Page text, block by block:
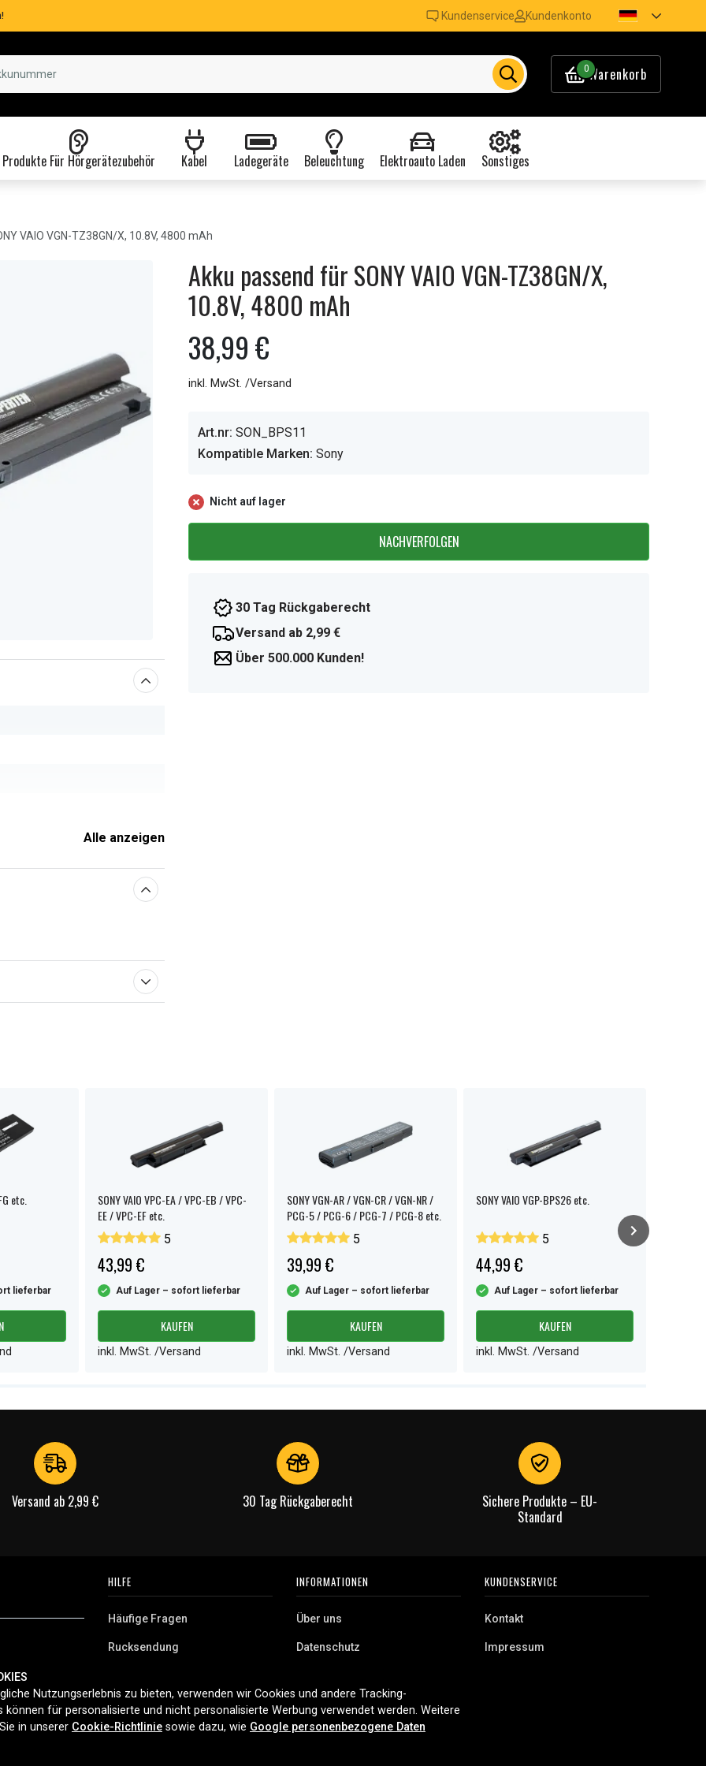
Kundenservice Kundenkonto
0Warenkorb
Produkte Für Hörgerätezubehör Kabel Ladegeräte Beleuchtung Elektroauto Laden Sonstiges
VAIO VGN-TZ38GN/X, 10.8V, 4800 mAh
Alle anzeigen
Akku passend für SONY VAIO VGN-TZ38GN/X,
10.8V, 4800 mAh
38,99 €
inkl. MwSt. /Versand
Art.nr: SON_BPS11
Kompatible Marken: Sony
Nicht auf lager
NACHVERFOLGEN
30 Tag Rückgaberecht
Versand ab 2,99 €
Über 500.000 Kunden!
etc.
lieferbar
SONY VAIO VPC-EA / VPC-EB / VPC-
EE / VPC-EF etc.
5
43,99 €
Auf Lager – sofort lieferbar
KAUFEN
inkl. MwSt. /Versand
SONY VGN-AR / VGN-CR / VGN-NR /
PCG-5 / PCG-6 / PCG-7 / PCG-8 etc.
5
39,99 €
Auf Lager – sofort lieferbar
KAUFEN
inkl. MwSt. /Versand
SONY VAIO VGP-BPS26 etc.
5
44,99 €
Auf Lager – sofort lieferbar
KAUFEN
inkl. MwSt. /Versand
Versand ab 2,99 € 30 Tag Rückgaberecht
Sichere Produkte – EU-
Standard
und
HILFE
Häufige Fragen
Rucksendung
INFORMATIONEN
Über uns
Datenschutz
KUNDENSERVICE
Kontakt
Impressum
Nutzungserlebnis zu bieten, verwenden wir Cookies und andere Tracking-
können für personalisierte und nicht personalisierte Werbung verwendet werden. Weitere
in unserer Cookie-Richtlinie sowie dazu, wie Google personenbezogene Daten